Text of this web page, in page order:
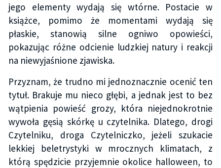
jego elementy wydają się wtórne. Postacie w
książce, pomimo że momentami wydają się
płaskie, stanowią silne ogniwo opowieści,
pokazując różne odcienie ludzkiej natury i reakcji
na niewyjaśnione zjawiska.
Przyznam, że trudno mi jednoznacznie ocenić ten
tytuł. Brakuje mu nieco głębi, a jednak jest to bez
wątpienia powieść grozy, która niejednokrotnie
wywoła gęsią skórkę u czytelnika. Dlatego, drogi
Czytelniku, droga Czytelniczko, jeżeli szukacie
lekkiej beletrystyki w mrocznych klimatach, z
którą spędzicie przyjemnie okolice halloween, to